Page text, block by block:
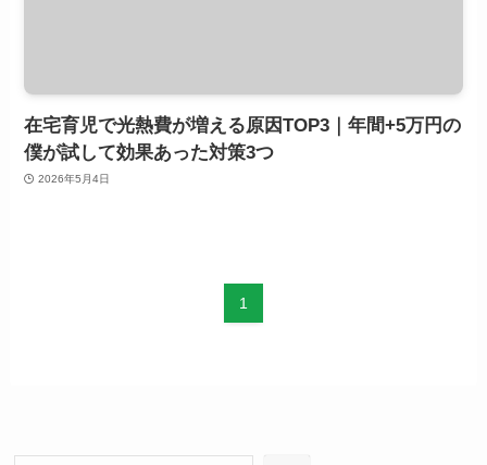
在宅育児で光熱費が増える原因TOP3｜年間+5万円の
僕が試して効果あった対策3つ
2026年5月4日
1